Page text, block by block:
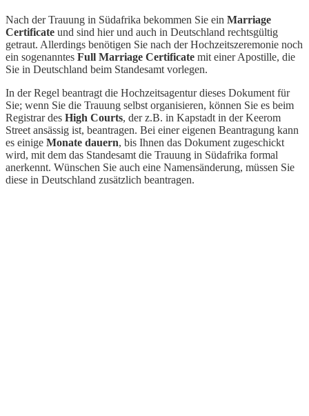
Nach der Trauung in Südafrika bekommen Sie ein Marriage
Certificate und sind hier und auch in Deutschland rechtsgültig
getraut. Allerdings benötigen Sie nach der Hochzeitszeremonie noch
ein sogenanntes Full Marriage Certificate mit einer Apostille, die
Sie in Deutschland beim Standesamt vorlegen.
In der Regel beantragt die Hochzeitsagentur dieses Dokument für
Sie; wenn Sie die Trauung selbst organisieren, können Sie es beim
Registrar des High Courts, der z.B. in Kapstadt in der Keerom
Street ansässig ist, beantragen. Bei einer eigenen Beantragung kann
es einige Monate dauern, bis Ihnen das Dokument zugeschickt
wird, mit dem das Standesamt die Trauung in Südafrika formal
anerkennt. Wünschen Sie auch eine Namensänderung, müssen Sie
diese in Deutschland zusätzlich beantragen.